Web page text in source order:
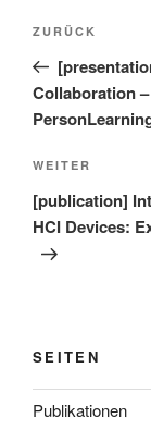
Vorheriger
Beitrag
ZURÜCK
Collaboration
Nächster
Beitrag
WEITER
[publication]
HCI Devices:
SEITEN
Publikationen